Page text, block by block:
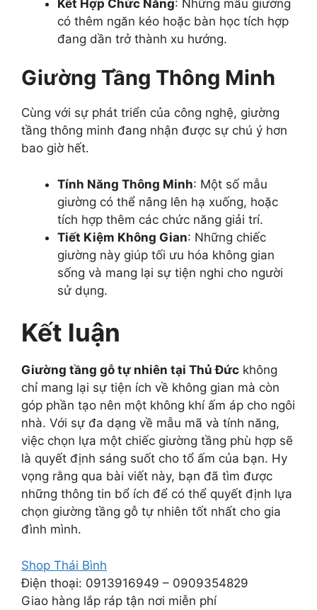
Kết Hợp Chức Năng: Những mẫu giường
có thêm ngăn kéo hoặc bàn học tích hợp
đang dần trở thành xu hướng.
Giường Tầng Thông Minh
Cùng với sự phát triển của công nghệ, giường
tầng thông minh đang nhận được sự chú ý hơn
bao giờ hết.
Tính Năng Thông Minh: Một số mẫu
giường có thể nâng lên hạ xuống, hoặc
tích hợp thêm các chức năng giải trí.
Tiết Kiệm Không Gian: Những chiếc
giường này giúp tối ưu hóa không gian
sống và mang lại sự tiện nghi cho người
sử dụng.
Kết luận
Giường tầng gỗ tự nhiên tại Thủ Đức không
chỉ mang lại sự tiện ích về không gian mà còn
góp phần tạo nên một không khí ấm áp cho ngôi
nhà. Với sự đa dạng về mẫu mã và tính năng,
việc chọn lựa một chiếc giường tầng phù hợp sẽ
là quyết định sáng suốt cho tổ ấm của bạn. Hy
vọng rằng qua bài viết này, bạn đã tìm được
những thông tin bổ ích để có thể quyết định lựa
chọn giường tầng gỗ tự nhiên tốt nhất cho gia
đình mình.
Shop Thái Bình
Điện thoại: 0913916949 – 0909354829
Giao hàng lắp ráp tận nơi miễn phí